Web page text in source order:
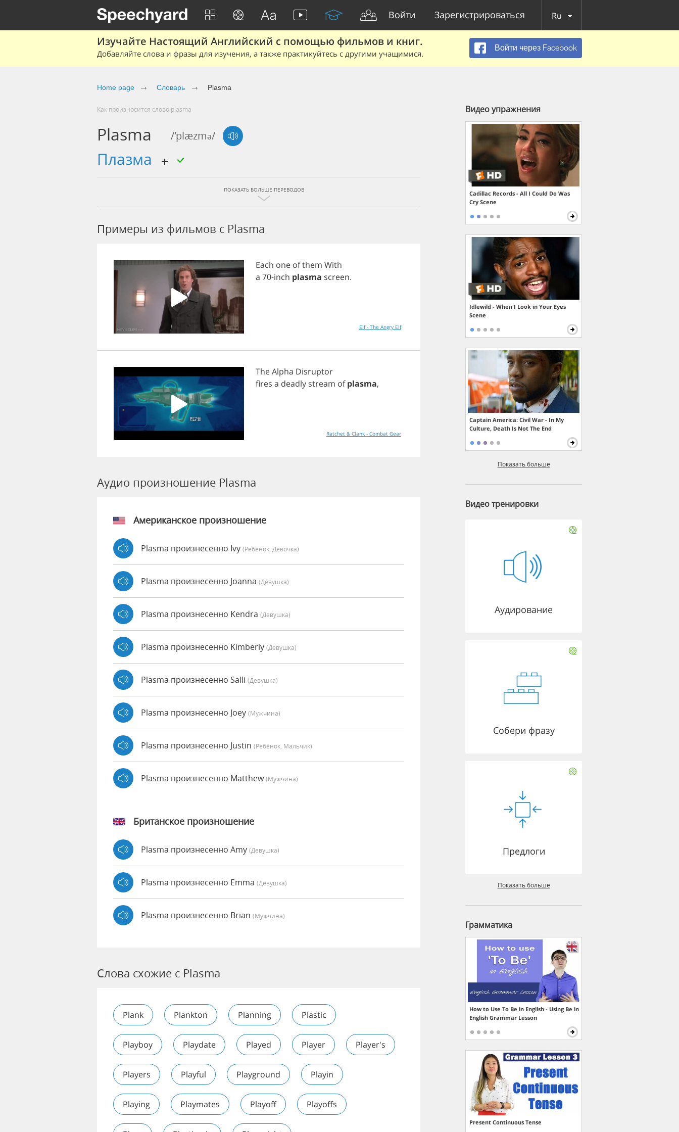
Войти Зарегистрироваться Ru
Изучайте Настоящий Английский с помощью фильмов и книг.
Добавляйте слова и фразы для изучения, а также практикуйтесь с другими учащимися.
Войти через Facebook
Home page Словарь Plasma
Как произносится слово plasma
Plasma /'plæzmə/
плазма
ПОКАЗАТЬ БОЛЬШЕ ПЕРЕВОДОВ
Примеры из фильмов c Plasma
Each one ofthem With
a 70-inch plasma screen.
Elf - The Angry Elf
TheAlpha Disruptor
fires a deadly stream of plasma,
Ratchet & Clank - Combat Gear
Аудио произношение Plasma
Американское произношение
Plasma произнесенно Ivy (Ребёнок, Девочка)
Plasma произнесенно Joanna (девушка)
Plasma произнесенно Kendra (девушка)
Plasma произнесенно Kimberly (девушка)
Plasma произнесенно Salli (девушка)
Plasma произнесенно Joey (мужчина)
Plasma произнесенно Justin (Ребёнок, Мальчик)
Plasma произнесенно Matthew(мужчина)
Британское произношение
Plasma произнесенно Amy (девушка)
Plasma произнесенно Emma (девушка)
Plasma произнесенно Brian (мужчина)
Слова схожие с Plasma
Plank Plankton Planning Plastic
Playboy Playdate Played Player Player's
Players Playful Playground Playin
Playing Playmates Playoff Playoffs
Видео упражнения
Cadillac Records - All I Could Do Was
Cry Scene
Idlewild - When I Look in Your Eyes
Scene
Captain America: Civil War - In My
Culture, Death Is Not The End
Показать больше
Видео тренировки
Аудирование
Собери фразу
Предлоги
Показать больше
Грамматика
How to Use To Be in English - Using Be in
English Grammar Lesson
Present Continuous Tense